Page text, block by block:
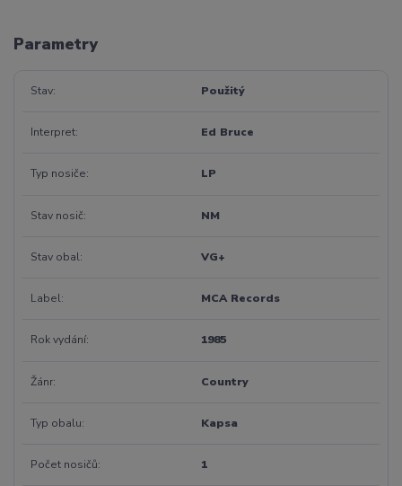
Parametry
Stav Použitý
Interpret Ed Bruce
Typ nosiče LP
Stav nosič NM
Stav obal VG+
Label MCA Records
Rok vydání 1985
Žánr Country
Typ obalu Kapsa
Počet nosičů 1